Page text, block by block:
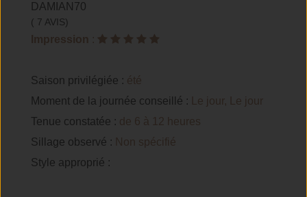
DAMIAN70
( 7 AVIS)
Impression :
Saison privilégiée : été
Moment de la journée conseillé :
Le jour, Le jour
Tenue constatée : de 6 à 12 heures
Sillage observé : Non spécifié
Style approprié :